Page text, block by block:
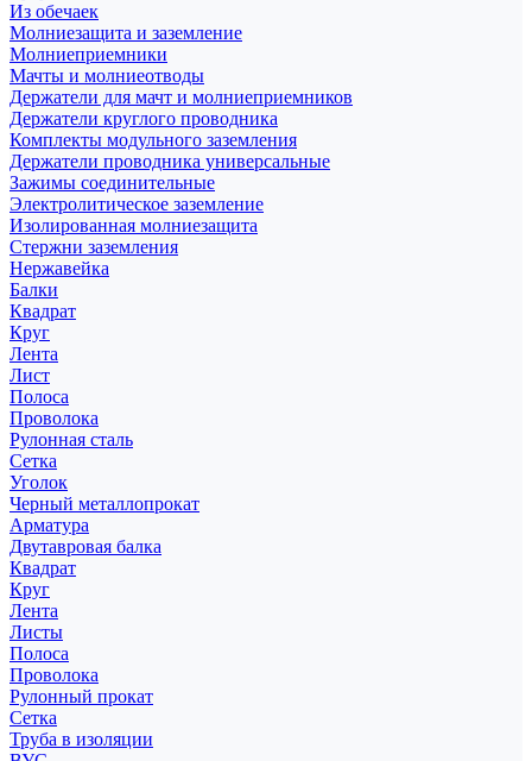
Из обечаек
Молниезащита и заземление
Молниеприемники
Мачты и молниеотводы
Держатели для мачт и молниеприемников
Держатели круглого проводника
Комплекты модульного заземления
Держатели проводника универсальные
Зажимы соединительные
Электролитическое заземление
Изолированная молниезащита
Стержни заземления
Нержавейка
Балки
Квадрат
Круг
Лента
Лист
Полоса
Проволока
Рулонная сталь
Сетка
Уголок
Черный металлопрокат
Арматура
Двутавровая балка
Квадрат
Круг
Лента
Листы
Полоса
Проволока
Рулонный прокат
Сетка
Труба в изоляции